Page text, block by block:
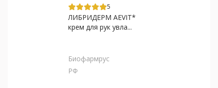
5
ЛИБРИДЕРМ AEVIT*
крем для рук увла...
Биофармрус
РФ